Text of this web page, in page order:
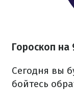
Гороскоп на
Сегодня вы
бойтесь